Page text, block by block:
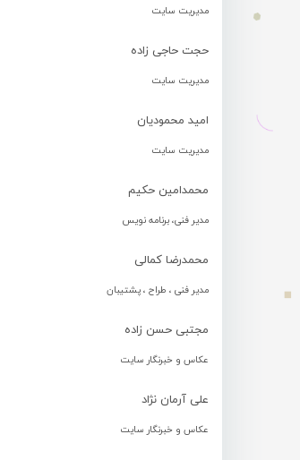
مدیریت سایت
حجت حاجی زاده
مدیریت سایت
امید محمودیان
مدیریت سایت
محمدامین حکیم
مدیر فنی، برنامه نویس
محمدرضا کمالی
مدیر فنی ، طراح ، پشتیبان
مجتبی حسن زاده
عکاس و خبرنگار سایت
علی آرمان نژاد
عکاس و خبرنگار سایت